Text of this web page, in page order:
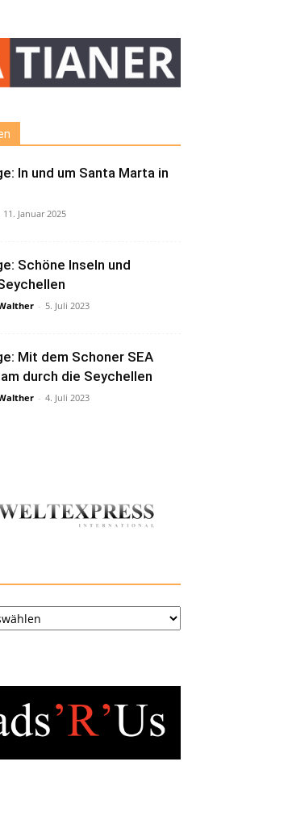
In und um Santa Marta in
11. Januar 2025
Schöne Inseln und
- 5. Juli 2023
Mit dem Schoner SEA
durch die Seychellen
- 4. Juli 2023